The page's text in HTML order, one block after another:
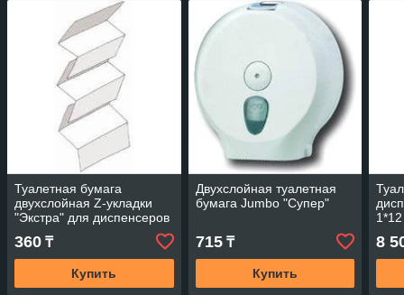
Туалетная бумага
двухслойная Z-укладки
"Экстра" для диспенсеров
360 ₸
Купить
Двухслойная туалетная
бумага Jumbo "Супер"
715₸
Купить
8